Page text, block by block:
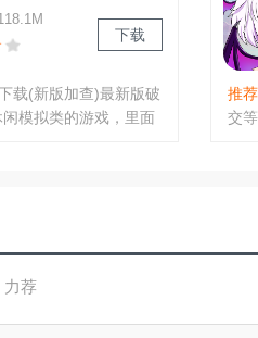
新版破解版
下载
载(新版加查)最新版破
模拟类的游戏，里面
推
交
力荐